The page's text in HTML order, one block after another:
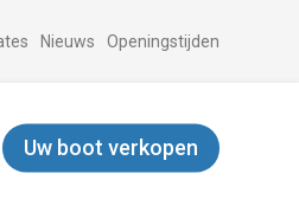
Nieuws Openingstijden
Uw boot verkopen